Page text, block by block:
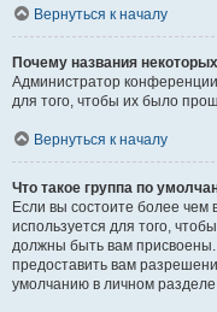
Вернуться к началу
Почему названия
Администратор
для того, чтобы их было
Вернуться к началу
Что такое группа по
Если вы состоите более чем
используется для того,
должны быть вам
предоставить вам
умолчанию в личном